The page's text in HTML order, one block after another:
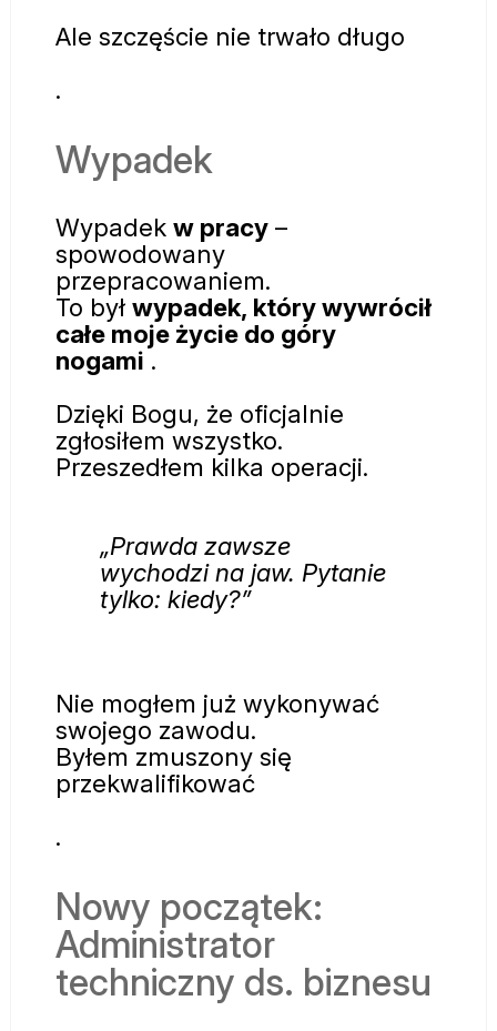
Ale szczęście nie trwało długo
.
Wypadek
Wypadek w pracy –
spowodowany
przepracowaniem.
To był wypadek, który wywrócił
całe moje życie do góry
nogami .
Dzięki Bogu, że oficjalnie
zgłosiłem wszystko.
Przeszedłem kilka operacji.
„Prawda zawsze
wychodzi na jaw. Pytanie
tylko: kiedy?”
Nie mogłem już wykonywać
swojego zawodu.
Byłem zmuszony się
przekwalifikować
.
Nowy początek:
Administrator
techniczny ds. biznesu